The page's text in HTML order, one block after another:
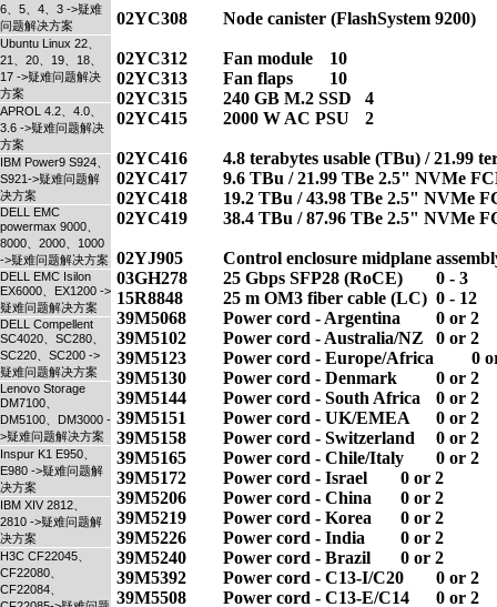
6、5、4、3 ->疑难
问题解决方案
Ubuntu Linux 22、
21、20、19、18、
17 ->疑难问题解决
方案
APROL 4.2、4.0、
3.6 ->疑难问题解决
方案
IBM Power9 S924、
S921->疑难问题解
决方案
DELL EMC
powermax 9000、
8000、2000、1000
->疑难问题解决方案
DELL EMC Isilon
EX6000、EX1200 ->
疑难问题解决方案
DELL Compellent
SC4020、SC280、
SC220、SC200 ->
疑难问题解决方案
Lenovo Storage
DM7100、
DM5100、DM3000 -
>疑难问题解决方案
Inspur K1 E950、
E980 ->疑难问题解
决方案
IBM XIV 2812、
2810 ->疑难问题解
决方案
H3C CF22045、
CF22080、
CF22084、
02YC308 	Node canister (FlashSystem 9200) 	2
02YC312 	Fan module 	10
02YC313 	Fan flaps 	10
02YC315 	240 GB M.2 SSD 	4
02YC415 	2000 W AC PSU 	2
02YC416 	4.8 terabytes usable (TBu) / 21.99 terabytes effective (TBe) NVMe IBM FlashCore® Modules (FCM) 2.0 	0 - 24
02YC417 	9.6 TBu / 21.99 TBe 2.5" NVMe FCM 2.0 	0 - 24
02YC418 	19.2 TBu / 43.98 TBe 2.5" NVMe FCM 2.0 	0 - 24
02YC419 	38.4 TBu / 87.96 TBe 2.5" NVMe FCM 2.0 	0 - 24
02YJ905 	Control enclosure midplane assembly 	1
03GH278 	25 Gbps SFP28 (RoCE) 	0 - 3
15R8848 	25 m OM3 fiber cable (LC) 	0 - 12
39M5068 	Power cord - Argentina 	0 or 2
39M5102 	Power cord - Australia/NZ 	0 or 2
39M5123 	Power cord - Europe/Africa 	0 or 2
39M5130 	Power cord - Denmark 	0 or 2
39M5144 	Power cord - South Africa 	0 or 2
39M5151 	Power cord - UK/EMEA 	0 or 2
39M5158 	Power cord - Switzerland 	0 or 2
39M5165 	Power cord - Chile/Italy 	0 or 2
39M5172 	Power cord - Israel 	0 or 2
39M5206 	Power cord - China 	0 or 2
39M5219 	Power cord - Korea 	0 or 2
39M5226 	Power cord - India 	0 or 2
39M5240 	Power cord - Brazil 	0 or 2
39M5392 	Power cord - C13-I/C20 	0 or 2
39M5508 	Power cord - C13-E/C14 	0 or 2